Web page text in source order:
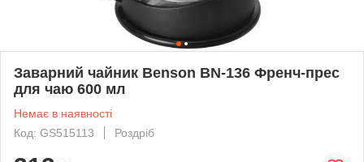
Заварний чайник Benson BN-136 Френч-прес
для чаю 600 мл
Немає в наявності
Код: GS515113
Роздріб